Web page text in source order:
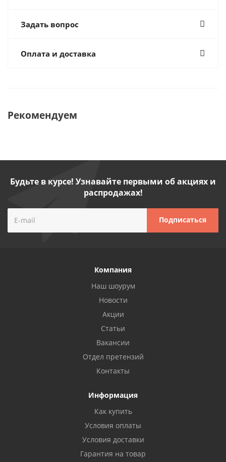
Задать вопрос
Оплата и доставка
Рекомендуем
Будьте в курсе! Узнавайте первыми об акциях и
распродажах!
Компания
Наш шоурум
Новости
Акции
Статьи
Вакансии
Отдел претензий
Контакты
Информация
Как купить
Условия оплаты
Условия доставки
Гарантия на товар